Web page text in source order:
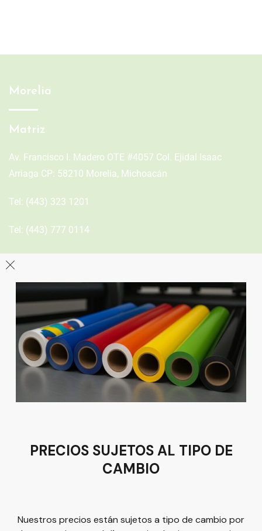
Morelia
Matriz
Av. Francisco I. Madero OTE #4057 Col. Ejidal Isaac
Arriaga CP: 58210 Morelia, Michoacán
Tel: (443) 323 1201
Tel: (443) 777 0114
León
Sucursal
Av del Astillero 129 Centro bodeguero Las Trojes León,
Guanajuato
Tel:(477) 776 8994
Términos y condiciones
PRECIOS SUJETOS AL TIPO DE
CAMBIO
Nuestros precios están sujetos a tipo de cambio por